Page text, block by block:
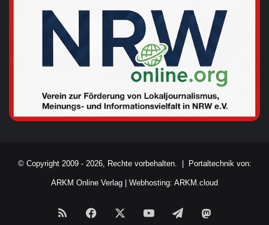
© Copyright 2009 - 2026, Rechte vorbehalten. | Portaltechnik von:
ARKM Online Verlag Webhosting: ARKM.cloud
RSS Facebook YouTubeTelegram